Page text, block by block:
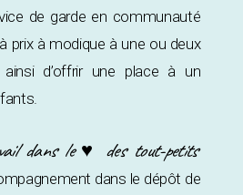
de garde en communauté
prix à modique à une ou deux
ainsi d’offrir une place à un
dans le ♥ des tout-petits
dans le dépôt de